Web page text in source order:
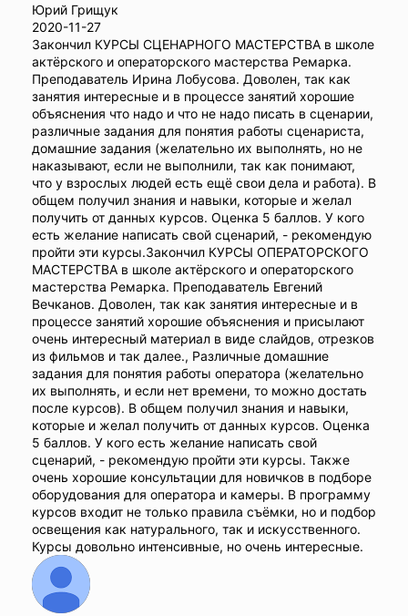
Юрий Грищук
2020-11-27
Закончил КУРСЫ СЦЕНАРНОГО МАСТЕРСТВА в школе
актёрского и операторского мастерства Ремарка.
Преподаватель Ирина Лобусова. Доволен, так как
занятия интересные и в процессе занятий хорошие
объяснения что надо и что не надо писать в сценарии,
различные задания для понятия работы сценариста,
домашние задания (желательно их выполнять, но не
наказывают, если не выполнили, так как понимают,
что у взрослых людей есть ещё свои дела и работа). В
общем получил знания и навыки, которые и желал
получить от данных курсов. Оценка 5 баллов. У кого
есть желание написать свой сценарий, - рекомендую
пройти эти курсы.Закончил КУРСЫ ОПЕРАТОРСКОГО
МАСТЕРСТВА в школе актёрского и операторского
мастерства Ремарка. Преподаватель Евгений
Вечканов. Доволен, так как занятия интересные и в
процессе занятий хорошие объяснения и присылают
очень интересный материал в виде слайдов, отрезков
из фильмов и так далее., Различные домашние
задания для понятия работы оператора (желательно
их выполнять, и если нет времени, то можно достать
после курсов). В общем получил знания и навыки,
которые и желал получить от данных курсов. Оценка
5 баллов. У кого есть желание написать свой
сценарий, - рекомендую пройти эти курсы. Также
очень хорошие консультации для новичков в подборе
оборудования для оператора и камеры. В программу
курсов входит не только правила съёмки, но и подбор
освещения как натурального, так и искусственного.
Курсы довольно интенсивные, но очень интересные.